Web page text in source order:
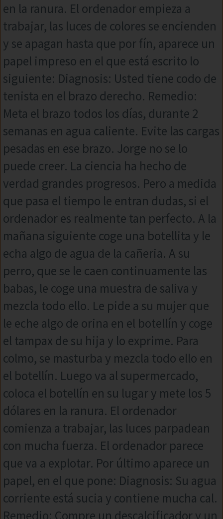
en la ranura. El ordenador empieza a
trabajar, las luces de colores se encienden
y se apagan hasta que por fín, aparece un
papel impreso en el que está escrito lo
siguiente: Diagnosis: Usted tiene codo de
tenista en el brazo derecho. Remedio:
Meta el brazo todos los días, durante 2
semanas en agua caliente. Evite las cargas
pesadas en ese brazo. Jorge no se lo
puede creer. La ciencia ha hecho de
verdad grandes progresos. Pero a medida
que pasa el tiempo le entran dudas, si el
ordenador es realmente tan perfecto. A la
mañana siguiente coge una botellita y le
echa algo de agua de la cañeria. A su
perro, que se le caen continuamente las
babas, le coge una muestra de saliva y
mezcla todo ello. Le pide a su mujer que
le eche algo de orina en el botellín y coge
el tampax de su hija y lo exprime. Para
colmo, se masturba y mezcla todo ello en
el botellín. Luego va al supermercado,
coloca el botellín en su lugar y mete los 5
dólares en la ranura. El ordenador
comienza a trabajar, las luces parpadean
con mucha fuerza. El ordenador parece
que va a explotar. Por último aparece un
papel, en el que pone: Diagnosis: Su agua
corriente está sucia y contiene mucha cal.
Remedio: Compre un descalcificador y un